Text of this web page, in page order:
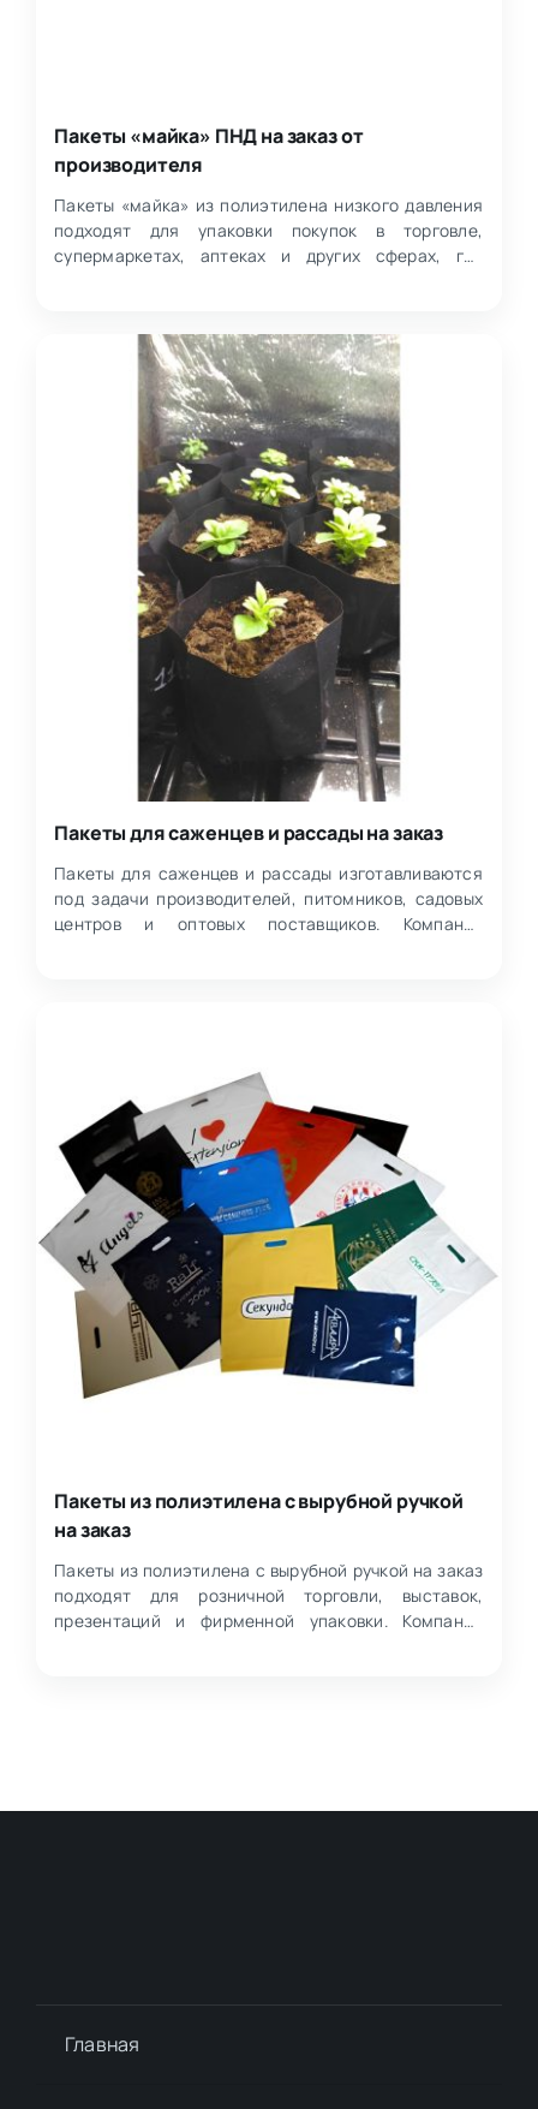
Пакеты «майка» ПНД на заказ от
производителя
Пакеты «майка» из полиэтилена низкого давления
подходят для упаковки покупок в торговле,
супермаркетах, аптеках и других сферах, где
Пакеты для саженцев и рассады на заказ
Пакеты для саженцев и рассады изготавливаются
под задачи производителей, питомников, садовых
центров и оптовых поставщиков. Компания
Пакеты из полиэтилена с вырубной ручкой
на заказ
Пакеты из полиэтилена с вырубной ручкой на заказ
подходят для розничной торговли, выставок,
презентаций и фирменной упаковки. Компания
Главная